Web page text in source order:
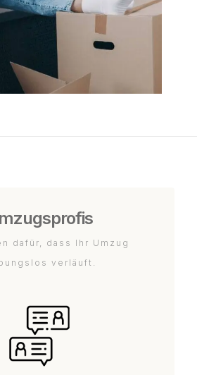
dafür, dass Ihr Umzug
verläuft.